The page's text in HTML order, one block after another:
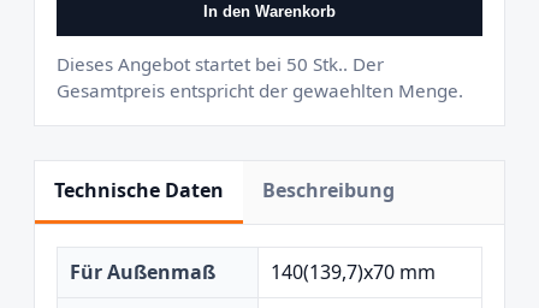
In den Warenkorb
Dieses Angebot startet bei 50 Stk.. Der
Gesamtpreis entspricht der gewaehlten Menge.
Technische Daten Beschreibung
Für Außenmaß
140(139,7)x70 mm